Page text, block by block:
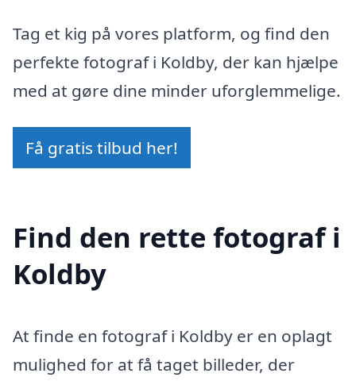
Tag et kig på vores platform, og find den
perfekte fotograf i Koldby, der kan hjælpe
med at gøre dine minder uforglemmelige.
Få gratis tilbud her!
Find den rette fotograf i
Koldby
At finde en fotograf i Koldby er en oplagt
mulighed for at få taget billeder, der